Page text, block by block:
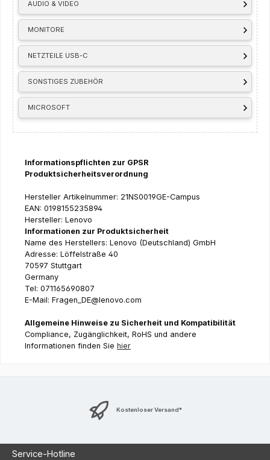
AUDIO & VIDEO
MONITORE
NETZTEILE USB-C
SONSTIGES ZUBEHÖR
MICROSOFT
Informationspflichten zur GPSR
Produktsicherheitsverordnung
Hersteller Artikelnummer: 21NS0019GE-Campus
EAN: 0198155235894
Hersteller: Lenovo
Informationen zur Produktsicherheit
Name des Herstellers: Lenovo (Deutschland) GmbH
Adresse: Löffelstraße 40
70597 Stuttgart
Germany
Tel: 071165690807
E-Mail: Fragen_DE@lenovo.com
Allgemeine Hinweise zu Sicherheit und Kompatibilität
Compliance, Zugänglichkeit, RoHS und andere
Informationen finden Sie hier
Kostenloser Versand*
Service-Hotline